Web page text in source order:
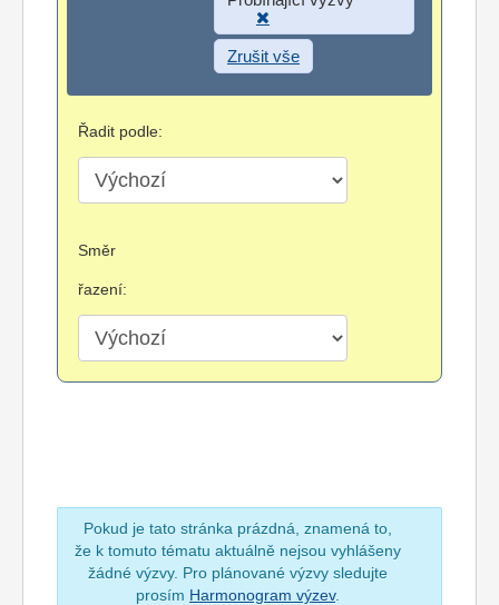
Zrušit vše
Řadit podle:
Směr
řazení:
Pokud je tato stránka prázdná, znamená to,
že k tomuto tématu aktuálně nejsou vyhlášeny
žádné výzvy. Pro plánované výzvy sledujte
prosím Harmonogram výzev.